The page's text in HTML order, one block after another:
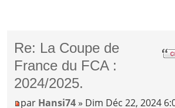
Re: La Coupe de
France du FCA :
2024/2025.
par Hansi74 » Dim Déc 22, 2024